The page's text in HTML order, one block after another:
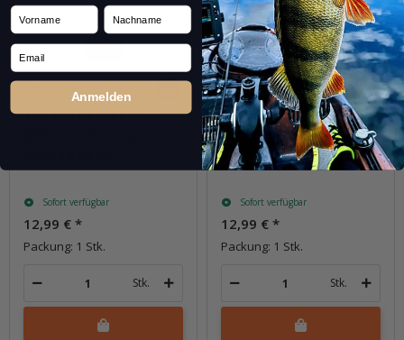
18g In The Bait Bass
Sofort verfügbar
12,99 € *
Packung: 1 Stk.
Stk.
18g In The Bait Bass
(BR-261) Metal
Sprayed Grass
Sofort verfügbar
12,99 € *
Packung: 1 Stk.
Stk.
Vorname Nachname
Email
Anmelden